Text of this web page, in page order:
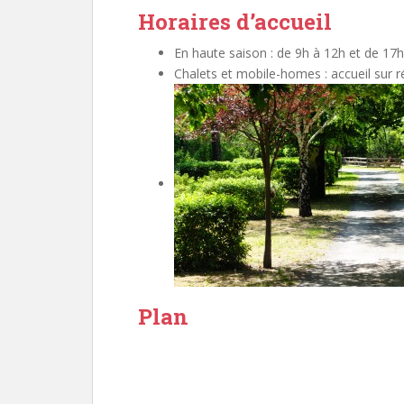
Horaires d’accueil
En haute saison : de 9h à 12h et de
Chalets et mobile-homes : accueil sur
Plan